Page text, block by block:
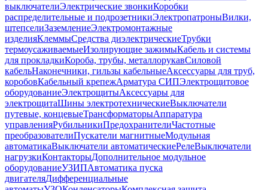
выключателиЭлектрические звонкиКоробки
распределительные и подрозетникиЭлектропатроныВилки,
штепселиЗаземлениеЭлектромонтажные
изделияКлеммыСредства диэлектрическиеТрубки
термоусаживаемыеИзолирующие зажимыКабель и системы
для прокладкиКороба, трубы, металлорукавСиловой
кабельНаконечники, гильзы кабельныеАксессуары для труб,
коробовКабельный крепежАрматура СИПЭлектрощитовое
оборудованиеЭлектрощитыАксессуары для
электрощитаШины электротехническиеВыключатели
путевые, концевыеТрансформаторыАппаратура
управленияРубильникиПредохранителиЧастотные
преобразователиПускатели магнитныеМодульная
автоматикаВыключатели автоматическиеРелеВыключатели
нагрузкиКонтакторыДополнительное модульное
оборудованиеУЗИПАвтоматика пуска
двигателяДифференциальные